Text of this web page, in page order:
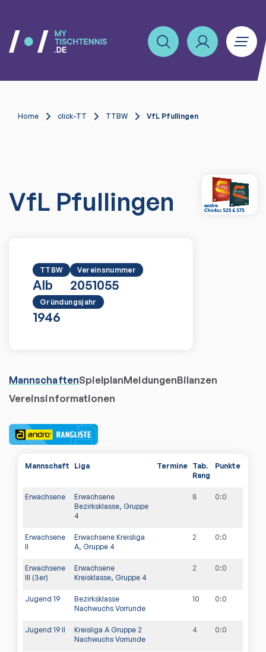
Home click-TT TTBW VfL Pfullingen
VfL Pfullingen
TTBW
Alb
Vereinsnummer
2051055
Gründungsjahr
1946
MannschaftenSpielplanMeldungenBilanzen
Vereinsinformationen
Mannschaft Liga Termine Tab.
Rang
Punkte
Erwachsene
Erwachsene
Bezirksklasse, Gruppe
4
8 0:0
Erwachsene
II
Erwachsene Kreisliga
A, Gruppe 4
2 0:0
Erwachsene
III (3er)
Erwachsene
Kreisklasse, Gruppe 4
2 0:0
Jugend 19
Bezirksklasse
Nachwuchs Vorrunde
10 0:0
Jugend 19 II
Kreisliga A Gruppe 2
Nachwuchs Vorrunde
4 0:0